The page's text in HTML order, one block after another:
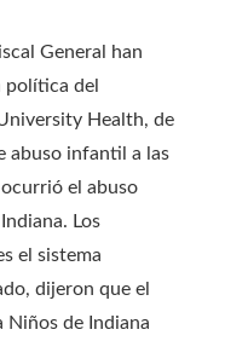
General han
del
Health, de
abuso infantil a las
el abuso
Los
el sistema
dijeron que el
Niños de Indiana